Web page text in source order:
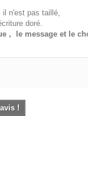
il n'est pas taillé,
doré.
, le message et le
!